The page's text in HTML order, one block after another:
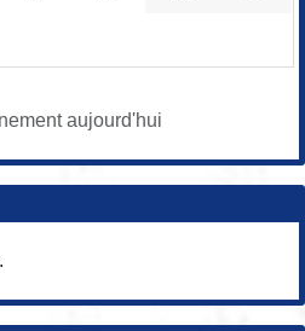
aujourd'hui